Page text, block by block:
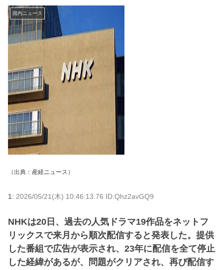
国内ニュース
（出典： 産経ニュース ）
1: 2026/05/21(木) 10:46:13.76 ID:Qhz2avGQ9
NHKは20日、過去の人気ドラマ19作品をネットフ
リックスで来月から順次配信すると発表した。提供
した番組で広告が表示され、23年に配信を全て停止
した経緯があるが、問題がクリアされ、再び配信す